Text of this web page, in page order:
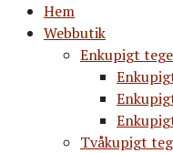
Hem
Webbutik
Enkupigt
Tvåkupigt